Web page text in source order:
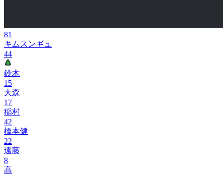
81
キムスンギュ
44
鈴木
15
大森
17
稲村
42
橋本健
22
遠藤
8
高